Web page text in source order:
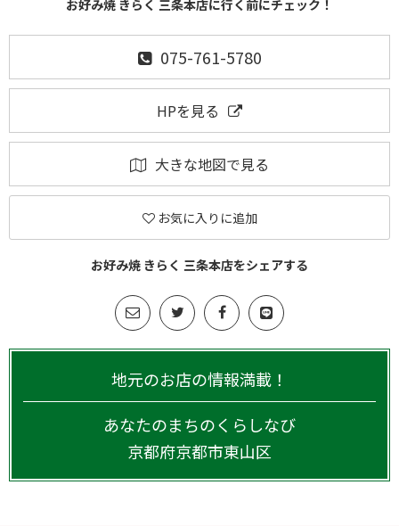
お好み焼 きらく 三条本店に行く前にチェック！
075-761-5780
HPを見る
大きな地図で見る
お気に入りに追加
お好み焼 きらく 三条本店をシェアする
地元のお店の情報満載！
あなたのまちのくらしなび
京都府京都市東山区